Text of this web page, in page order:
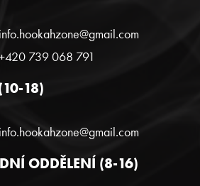
info.hookahzone@gmail.com
739 068 791
18)
info.hookahzone@gmail.com
ODDĚLENÍ (8-16)